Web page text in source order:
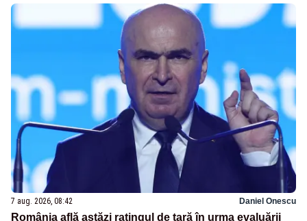
7 aug. 2026, 08:42 Daniel Onescu
România află astăzi ratingul de țară în urma evaluării